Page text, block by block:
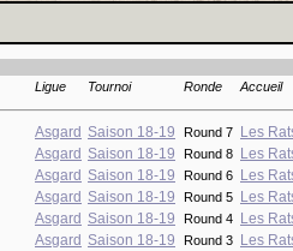
Ligue Tournoi Ronde Accueil
Asgard Saison 18-19 Round 7 Les
Asgard Saison 18-19 Round 8 Les
Asgard Saison 18-19 Round 6 Les
Asgard Saison 18-19 Round 5 Les
Asgard Saison 18-19 Round 4 Les
Asgard Saison 18-19 Round 3 Les